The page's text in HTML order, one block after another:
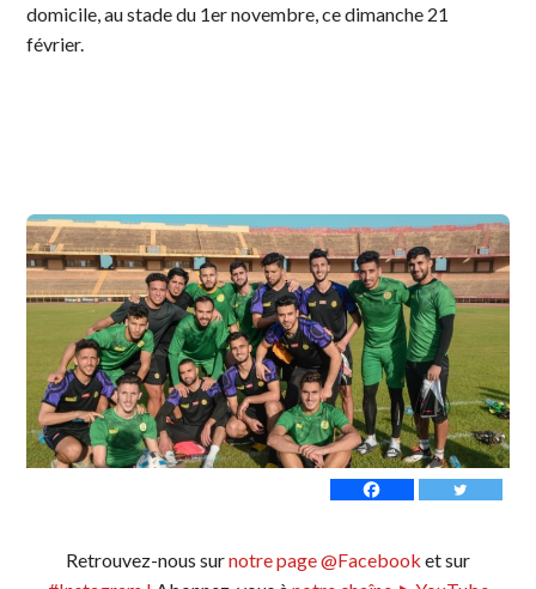
domicile, au stade du 1er novembre, ce dimanche 21
février.
Retrouvez-nous surnotre page @Facebook et sur